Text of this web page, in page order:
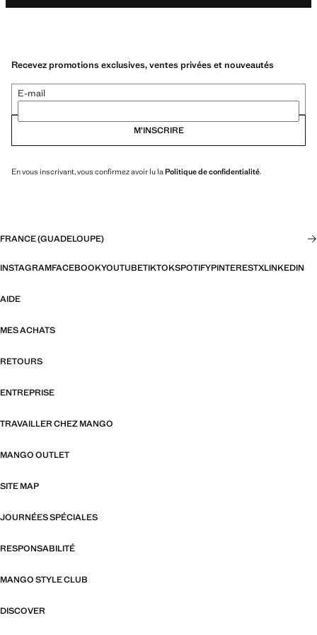
Recevez promotions exclusives, ventes privées et nouveautés
E-mail
M’INSCRIRE
En vous inscrivant, vous confirmez avoir lu la Politique de confidentialité.
FRANCE (GUADELOUPE)
INSTAGRAMFACEBOOKYOUTUBETIKTOKSPOTIFYPINTERESTXLINKEDIN
AIDE
MES ACHATS
RETOURS
ENTREPRISE
TRAVAILLER CHEZ MANGO
MANGO OUTLET
SITE MAP
JOURNÉES SPÉCIALES
RESPONSABILITÉ
MANGO STYLE CLUB
DISCOVER